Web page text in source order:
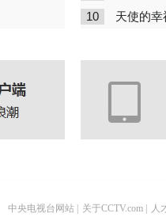
10 天使的幸
中央电视台网站 关于CCTV.com 人